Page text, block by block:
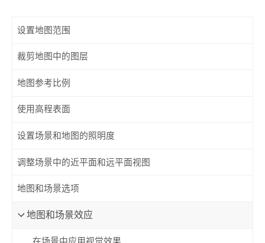
设置地图范围
裁剪地图中的图层
地图参考比例
使用高程表面
设置场景和地图的照明度
调整场景中的近平面和远平面视图
地图和场景选项
地图和场景效应